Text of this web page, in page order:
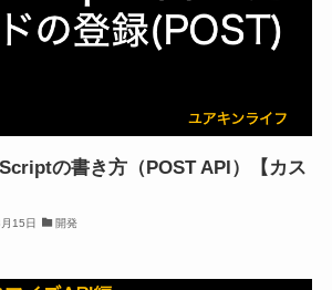
の書き方（POST API）【カス
15日 開発